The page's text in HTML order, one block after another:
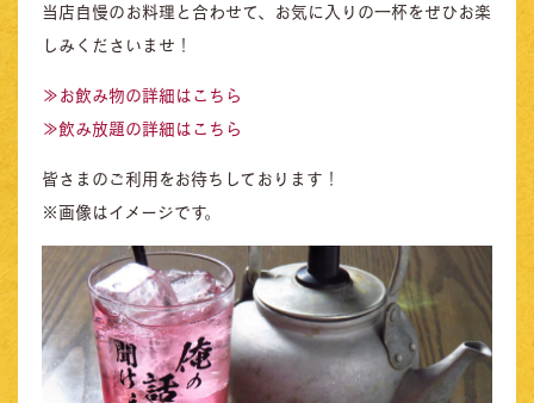
当店自慢のお料理と合わせて、お気に入りの一杯をぜひお楽
しみくださいませ！
≫お飲み物の詳細はこちら
≫飲み放題の詳細はこちら
皆さまのご利用をお待ちしております！
※画像はイメージです。